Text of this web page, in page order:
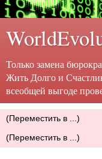
Только замена
Жить Долго и
всеобщей выгоде